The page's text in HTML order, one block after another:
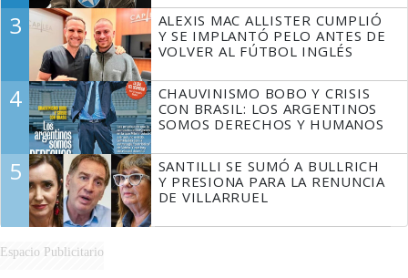
3
ALEXIS MAC ALLISTER CUMPLIÓ
Y SE IMPLANTÓ PELO ANTES DE
VOLVER AL FÚTBOL INGLÉS
4
CHAUVINISMO BOBO Y CRISIS
CON BRASIL: LOS ARGENTINOS
SOMOS DERECHOS Y HUMANOS
5
SANTILLI SE SUMÓ A BULLRICH
Y PRESIONA PARA LA RENUNCIA
DE VILLARRUEL
Espacio Publicitario